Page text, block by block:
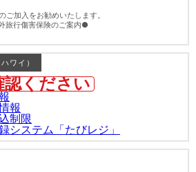
ご加入をお勧めいたします。
旅行傷害保険のご案内●
ワイ）
認ください
報
制限
システム「たびレジ」